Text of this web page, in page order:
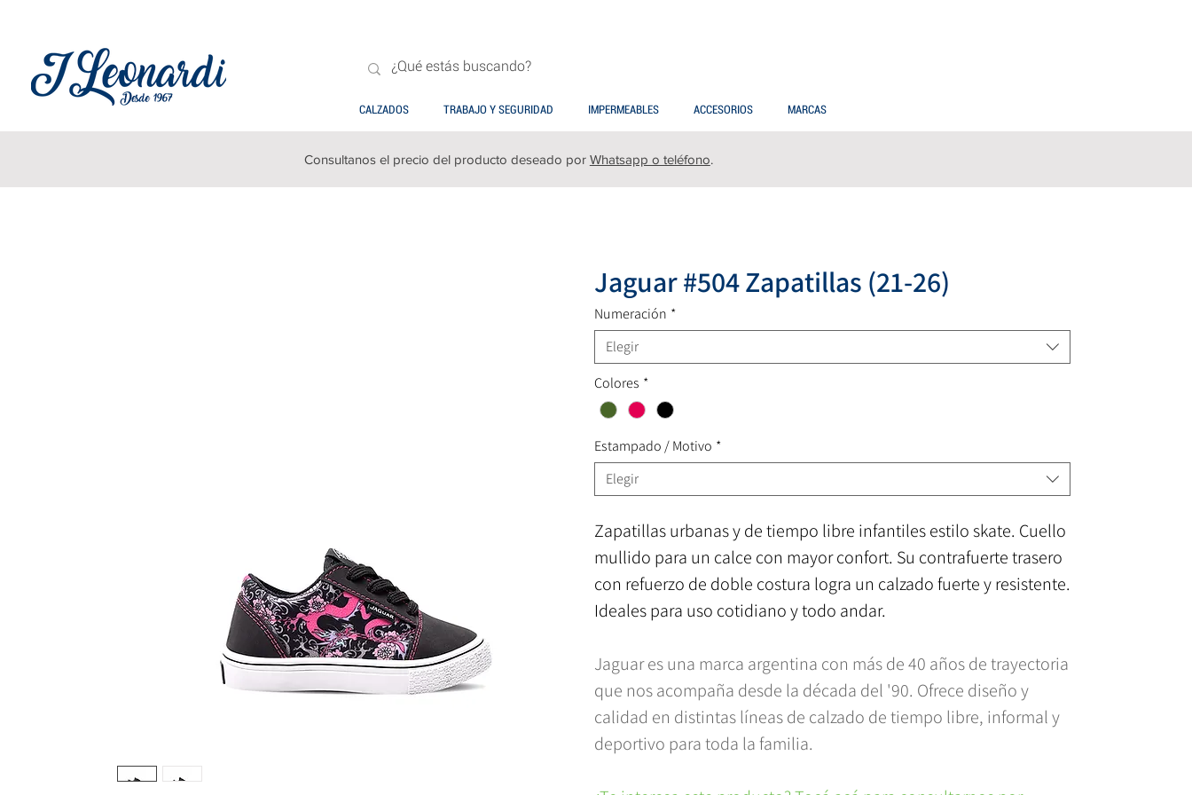
CALZADOS TRABAJO Y SEGURIDAD IMPERMEABLES ACCESORIOS MARCAS
Jaguar #504 Zapatillas (21-26)
Numeración *
Elegir
Colores *
Estampado / Motivo *
Elegir
Zapatillas urbanas y de tiempo libre infantiles estilo skate. Cuello
mullido para un calce con mayor confort. Su contrafuerte trasero
con refuerzo de doble costura logra un calzado fuerte y resistente.
Ideales para uso cotidiano y todo andar.
Jaguar es una marca argentina con más de 40 años de trayectoria
que nos acompaña desde la década del '90. Ofrece diseño y
calidad en distintas líneas de calzado de tiempo libre, informal y
deportivo para toda la familia.
Consultanos el precio del producto deseado por Whatsapp o teléfono.